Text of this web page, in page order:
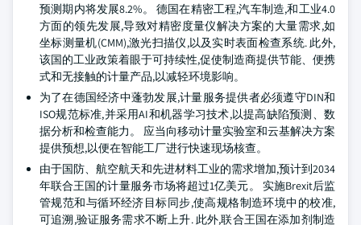
预测期内将发展8.2%。 德国在精密工程,汽车制造,和工业4.0
方面的领先发展,导致对精密度量仪解决方案的大量需求,如
坐标测量机(CMM),激光扫描仪,以及实时表面检查系统. 此外,
该国的工业政策着眼于可持续性,促使制造商提供节能、便携
式和无接触的计量产品,以减轻环境影响。
为了在德国经济中蓬勃发展,计量服务提供者必须遵守DIN和
ISO规范标准,并采用AI和机器学习技术,以提高缺陷预测、数
据分析和检查能力。 应当向移动计量实验室和云基解决方案
提供预想,以便在智能工厂进行快速现场核查。
由于国防、航空航天和先进材料工业的需求增加,预计到2034
年联合王国的计量服务市场将超过1亿美元。 实施Brexit后监
管规范和与循环经济目标同步,使高规格制造环境中的校准,
可追溯,验证服务需求不断上升. 此外,联合王国在添加剂制造